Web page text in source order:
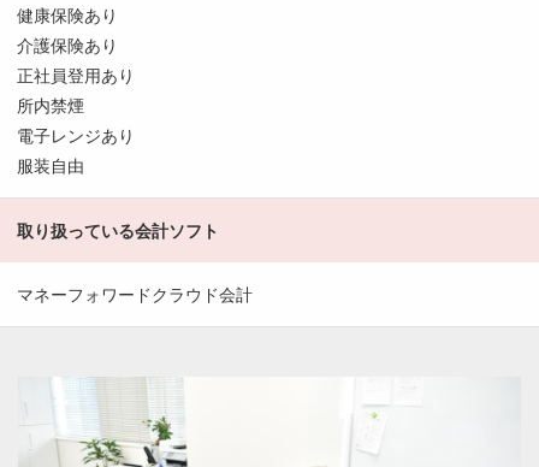
健康保険あり
介護保険あり
正社員登用あり
所内禁煙
電子レンジあり
服装自由
取り扱っている会計ソフト
マネーフォワードクラウド会計